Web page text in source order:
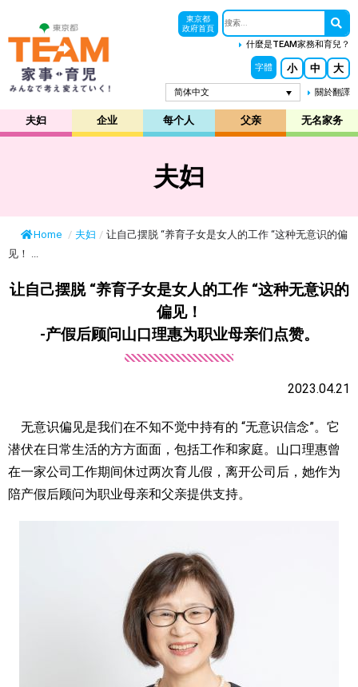
東京都
政府首頁
什麼是TEAM家務和育兒？
字體 小 中 大
简体中文 關於翻譯
夫妇 企业 每个人 父亲 无名家务
夫妇
Home / 夫妇 / 让自己摆脱 “养育子女是女人的工作 “这种无意识的偏
见！ ...
让自己摆脱 “养育子女是女人的工作 “这种无意识的
偏见！
-产假后顾问山口理惠为职业母亲们点赞。
2023.04.21
无意识偏见是我们在不知不觉中持有的 “无意识信念”。它
潜伏在日常生活的方方面面，包括工作和家庭。山口理惠曾
在一家公司工作期间休过两次育儿假，离开公司后，她作为
陪产假后顾问为职业母亲和父亲提供支持。